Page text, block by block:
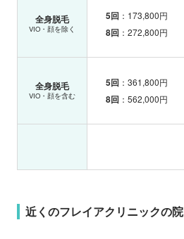
全身脱毛
VIO・顔を除く
5回：173,800円
8回：272,800円
全身脱毛
VIO・顔を含む
5回：361,800円
8回：562,000円
近くのフレイアクリニックの院